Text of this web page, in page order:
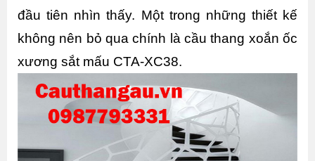
đầu tiên nhìn thấy. Một trong những thiết kế
không nên bỏ qua chính là cầu thang xoắn ốc
xương sắt mấu CTA-XC38.